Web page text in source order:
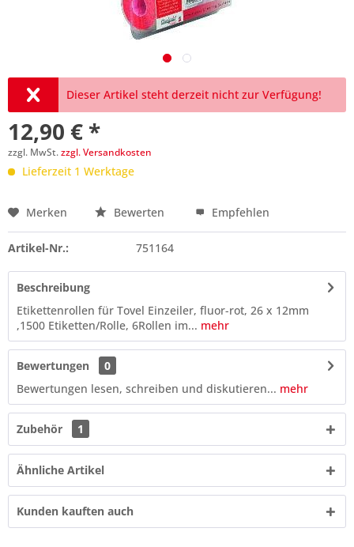
Dieser Artikel steht derzeit nicht zur Verfügung!
12,90 € *
zzgl. MwSt.zzgl. Versandkosten
Lieferzeit 1 Werktage
Preis anfragen
Merken Bewerten Empfehlen
Artikel-Nr.: 751164
Beschreibung
Etikettenrollen für Tovel Einzeiler, fluor-rot, 26 x 12mm
,1500 Etiketten/Rolle, 6Rollen im... mehr
Bewertungen
0
Bewertungen lesen, schreiben und diskutieren... mehr
Zubehör 1
Ähnliche Artikel
Kunden kauften auch